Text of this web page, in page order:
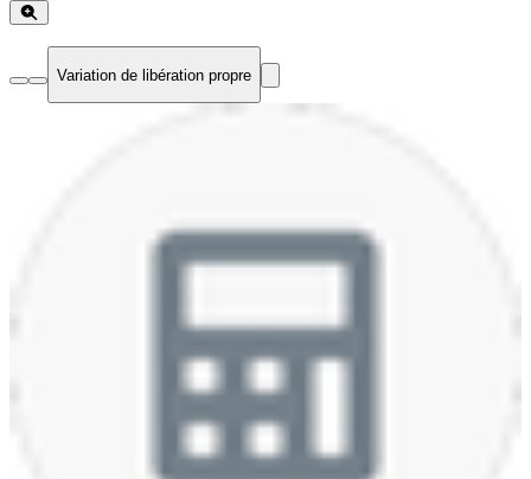
Variation de libération propre